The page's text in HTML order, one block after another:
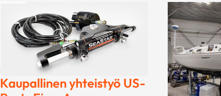
Mercury
–